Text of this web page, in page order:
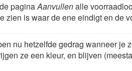
paginaAanvullenalle
zien is waar de ene eindigt en de
nu hetzelfde gedrag wanneer je
ze een kleur, en blijven